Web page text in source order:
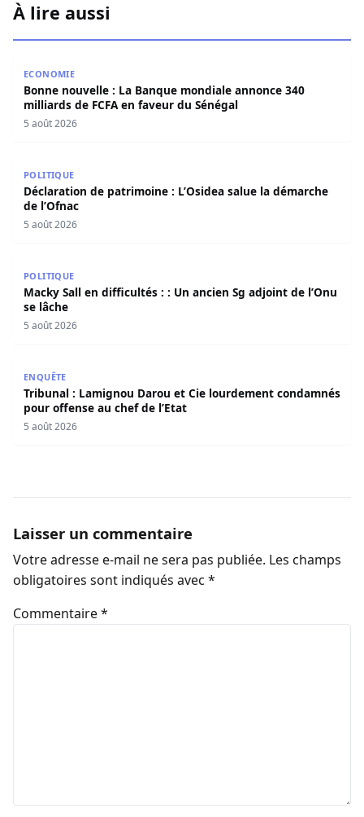
À lire aussi
ECONOMIE
Bonne nouvelle : La Banque mondiale annonce 340
milliards de FCFA en faveur du Sénégal
5 août 2026
POLITIQUE
Déclaration de patrimoine : L’Osidea salue la démarche
de l’Ofnac
5 août 2026
POLITIQUE
Macky Sall en difficultés : : Un ancien Sg adjoint de l’Onu
se lâche
5 août 2026
ENQUÊTE
Tribunal : Lamignou Darou et Cie lourdement condamnés
pour offense au chef de l’Etat
5 août 2026
Laisser un commentaire
Votre adresse e-mail ne sera pas publiée. Les champs
obligatoires sont indiqués avec *
Commentaire*